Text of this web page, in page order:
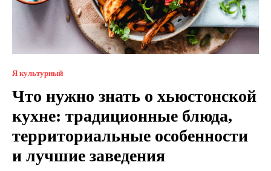
Я культурный
Что нужно знать о хьюстонской
кухне: традиционные блюда,
территориальные особенности
и лучшие заведения